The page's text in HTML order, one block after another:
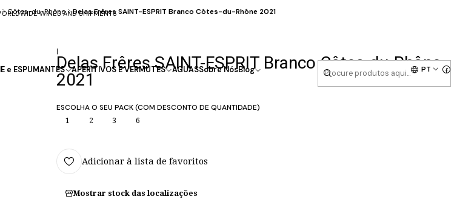
e ESPUMANTES APERITIVOS E VERMUTES AGUASSobre NósBlog PT
WINES AND SHIPMENTS
Côtes-du-Rhône Delas Frêres SAINT-ESPRIT Branco Côtes-du-Rhône 2021
|
Delas Frêres SAINT-ESPRIT Branco Côtes-du-Rhône
2021
ESCOLHA O SEU PACK (COM DESCONTO DE QUANTIDADE)
1 2 3 6
Adicionar à lista de favoritos
Mostrar stock das localizações